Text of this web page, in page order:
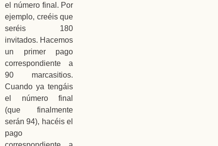
el número final. Por
ejemplo, creéis que
seréis 180
invitados. Hacemos
un primer pago
correspondiente a
90 marcasitios.
Cuando ya tengáis
el número final
(que finalmente
serán 94), hacéis el
pago